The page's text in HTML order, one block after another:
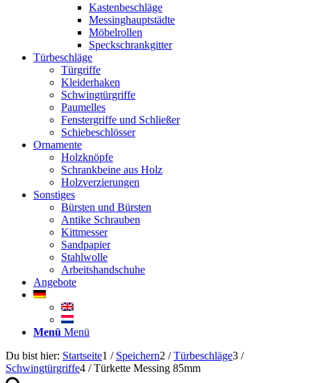
Kastenbeschläge
Messinghauptstädte
Möbelrollen
Speckschrankgitter
Türbeschläge
Türgriffe
Kleiderhaken
Schwingtürgriffe
Paumelles
Fenstergriffe und Schließer
Schiebeschlösser
Ornamente
Holzknöpfe
Schrankbeine aus Holz
Holzverzierungen
Sonstiges
Bürsten und Bürsten
Antike Schrauben
Kittmesser
Sandpapier
Stahlwolle
Arbeitshandschuhe
Angebote
Menü Menü
Du bist hier: Startseite1 / Speichern2 / Türbeschläge3 /
Schwingtürgriffe4 / Türkette Messing 85mm